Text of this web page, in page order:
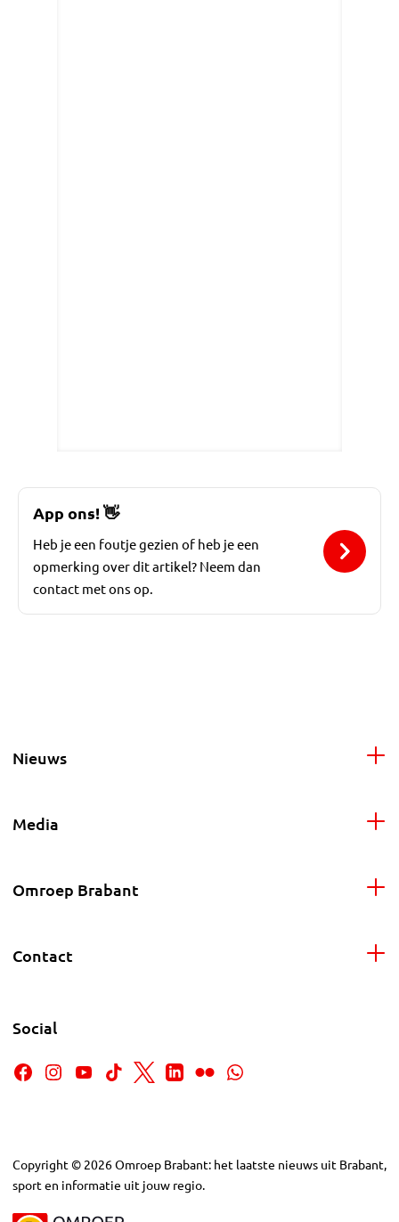
App ons!👋
Heb je een foutje gezien of heb je een
opmerking over dit artikel? Neem dan
contact met ons op.
Nieuws
Media
Omroep Brabant
Contact
Social
Copyright © 2026Omroep Brabant: het laatste nieuws uit Brabant,
sport en informatie uit jouw regio.